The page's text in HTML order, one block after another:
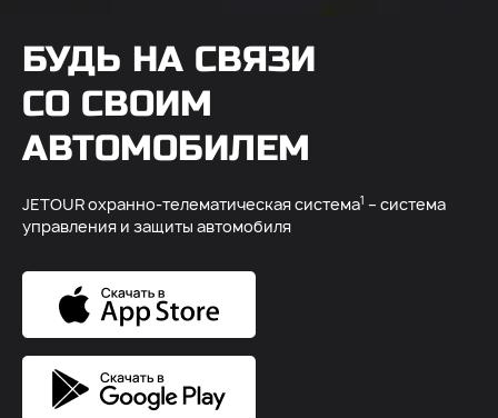
БУДЬ НА СВЯЗИ
СО СВОИМ
АВТОМОБИЛЕМ
JETOUR охранно-телематическая система1 – система
управления и защиты автомобиля